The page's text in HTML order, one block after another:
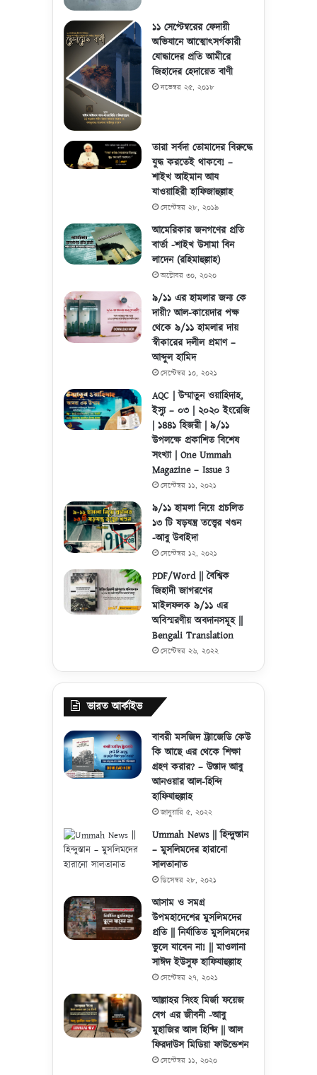
১১ সেপ্টেম্বরের ফেদায়ী
অভিযানে আত্মোৎসর্গকারী
যোদ্ধাদের প্রতি আমীরে
জিহাদের হেদায়েত বাণী
নভেম্বর ২৫, ২০১৮
তারা সর্বদা তোমাদের বিরুদ্ধে
যুদ্ধ করতেই থাকবে! –
শাইখ আইমান আয
যাওয়াহিরী হাফিজাহুল্লাহ
সেপ্টেম্বর ২৮, ২০১৯
আমেরিকার জনগণের প্রতি
বার্তা -শাইখ উসামা বিন
লাদেন (রহিমাহুল্লাহ)
অক্টোবর ৩০, ২০২০
৯/১১ এর হামলার জন্য কে
দায়ী? আল-কায়েদার পক্ষ
থেকে ৯/১১ হামলার দায়
স্বীকারের দলীল প্রমাণ –
আব্দুল হামিদ
সেপ্টেম্বর ১০, ২০২১
AQC | উম্মাতুন ওয়াহিদাহ,
ইস্যু – ০৩ | ২০২০ ইংরেজি
| ১৪৪১ হিজরী | ৯/১১
উপলক্ষে প্রকাশিত বিশেষ
সংখ্যা | One Ummah
Magazine – Issue 3
সেপ্টেম্বর ১১, ২০২১
৯/১১ হামলা নিয়ে প্রচলিত
১৩ টি ষড়যন্ত্র তত্ত্বের খণ্ডন
-আবু উবাইদা
সেপ্টেম্বর ১২, ২০২১
PDF/Word || বৈশ্বিক
জিহাদী জাগরণের
মাইলফলক ৯/১১ এর
অবিস্মরণীয় অবদানসমূহ ||
Bengali Translation
সেপ্টেম্বর ২৬, ২০২২
ভারত আর্কাইভ
বাবরী মসজিদ ট্র্যাজেডি কেউ
কি আছে এর থেকে শিক্ষা
গ্রহণ করার? – উস্তাদ আবু
আনওয়ার আল-হিন্দি
হাফিযাহুল্লাহ
জানুয়ারি ৫, ২০২২
Ummah News || হিন্দুস্তান
– মুসলিমদের হারানো
সালতানাত
ডিসেম্বর ২৮, ২০২১
আসাম ও সমগ্র
উপমহাদেশের মুসলিমদের
প্রতি || নির্যাতিত মুসলিমদের
ভুলে যাবেন না! || মাওলানা
সাঈদ ইউসুফ হাফিযাহুল্লাহ
সেপ্টেম্বর ২৭, ২০২১
আল্লাহর সিংহ মির্জা ফয়েজ
বেগ এর জীবনী -আবু
মুহাজির আল হিণ্দি || আল
ফিরদাউস মিডিয়া ফাউন্ডেশন
সেপ্টেম্বর ১১, ২০২০